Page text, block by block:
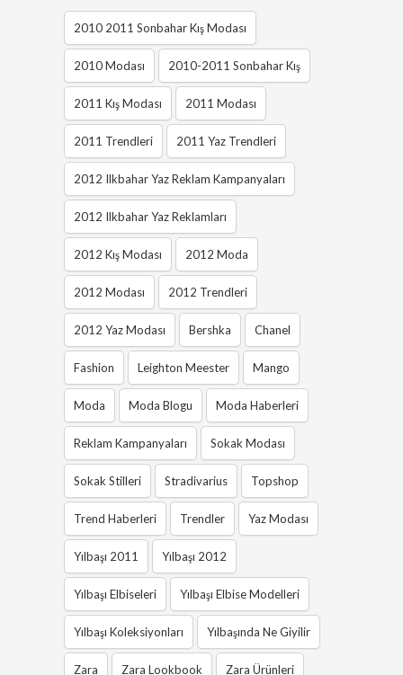
2010 2011 Sonbahar Kış Modası
2010 Modası 2010-2011 Sonbahar Kış
2011 Kış Modası 2011 Modası
2011 Trendleri 2011 Yaz Trendleri
2012 Ilkbahar Yaz Reklam Kampanyaları
2012 Ilkbahar Yaz Reklamları
2012 Kış Modası 2012 Moda
2012 Modası 2012 Trendleri
2012 Yaz Modası Bershka Chanel
Fashion Leighton Meester Mango
Moda Moda Blogu Moda Haberleri
Reklam Kampanyaları Sokak Modası
Sokak Stilleri Stradivarius Topshop
Trend Haberleri Trendler Yaz Modası
Yılbaşı 2011 Yılbaşı 2012
Yılbaşı Elbiseleri Yılbaşı Elbise Modelleri
Yılbaşı Koleksiyonları Yılbaşında Ne Giyilir
Zara Zara Lookbook Zara Ürünleri